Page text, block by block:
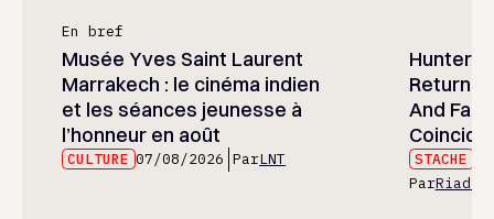
En bref
Musée Yves Saint Laurent
Marrakech : le cinéma indien
et les séances jeunesse à
l’honneur en août
CULTURE 07/08/2026 ParLNT
Hunter
And
STACHE
ParRiad